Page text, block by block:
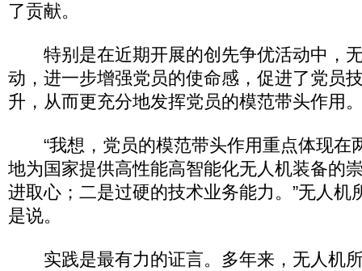
了贡献。
特别是在近期开展的创先争优活动中，
动，进一步增强党员的使命感，促进了党员
升，从而更充分地发挥党员的模范带头作用
“我想，党员的模范带头作用重点体现在
地为国家提供高性能高智能化无人机装备的
进取心；二是过硬的技术业务能力。”无人机
是说。
实践是最有力的证言。多年来，无人机